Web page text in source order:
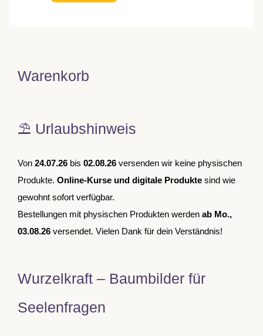
Warenkorb
⛱️ Urlaubshinweis
Von24.07.26 bis02.08.26 versenden wir keine physischen
Produkte.Online-Kurse und digitale Produkte sind wie
gewohnt sofort verfügbar.
Bestellungen mit physischen Produkten werdenab Mo.,
03.08.26 versendet. Vielen Dank für dein Verständnis!
Wurzelkraft – Baumbilder für
Seelenfragen